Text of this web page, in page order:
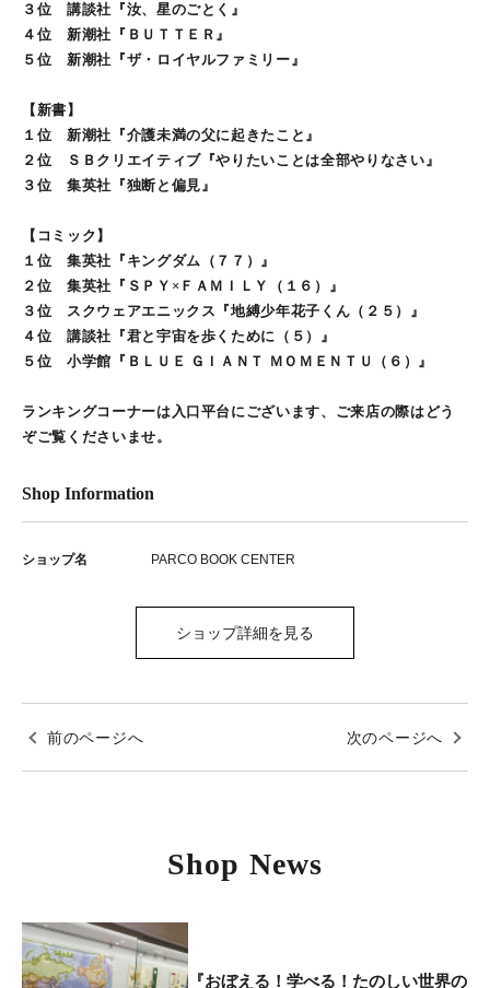
３位 講談社『汝、星のごとく』
４位 新潮社『ＢＵＴＴＥＲ』
５位 新潮社『ザ・ロイヤルファミリー』
【新書】
１位 新潮社『介護未満の父に起きたこと』
２位 ＳＢクリエイティブ『やりたいことは全部やりなさい』
３位 集英社『独断と偏見』
【コミック】
１位 集英社『キングダム（７７）』
２位 集英社『ＳＰＹ×ＦＡＭＩＬＹ（１６）』
３位 スクウェアエニックス『地縛少年花子くん（２５）』
４位 講談社『君と宇宙を歩くために（５）』
５位 小学館『ＢＬＵＥ ＧＩＡＮＴ ＭＯＭＥＮＴＵ（６）』
ランキングコーナーは入口平台にございます、ご来店の際はどう
ぞご覧くださいませ。
Shop Information
ショップ名 PARCO BOOK CENTER
ショップ詳細を見る
前のページへ 次のページへ
Shop News
『おぼえる！学べる！たのしい世界の